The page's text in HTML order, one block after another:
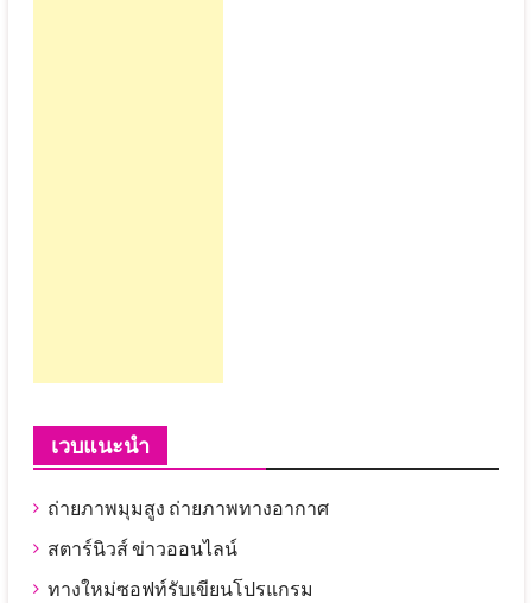
เวบแนะนำ
ถ่ายภาพมุมสูง ถ่ายภาพทางอากาศ
สตาร์นิวส์ ข่าวออนไลน์
ทางใหม่ซอฟท์รับเขียนโปรแกรม